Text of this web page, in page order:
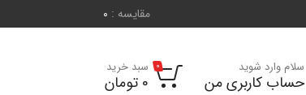
مقایسه : 0
سلام وارد شوید
حساب کاربری من
0 سبد خرید
0 تومان